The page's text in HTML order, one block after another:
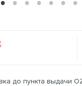
до пункта выдачи